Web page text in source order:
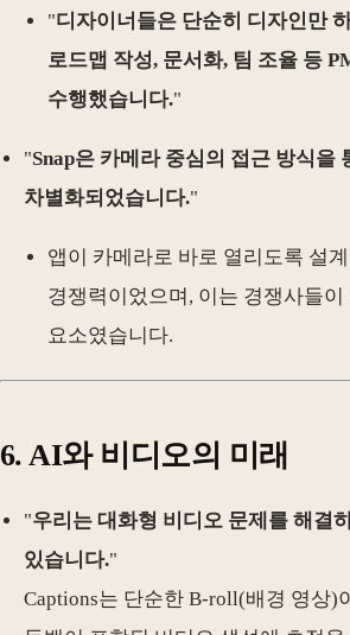
"디자이너들은 단순히 디자인만
로드맵 작성, 문서화, 팀 조율 등
수행했습니다."
"Snap은 카메라 중심의 접근 방식을
차별화되었습니다."
앱이 카메라로 바로 열리도록 설
경쟁력이었으며, 이는 경쟁사들
요소였습니다.
6. AI와 비디오의 미래
"우리는 대화형 비디오 문제를 해결
있습니다."
Captions는 단순한 B-roll(배경 영상)